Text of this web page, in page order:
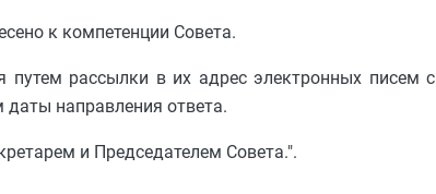
к компетенции Совета.
путем рассылки в их адрес электронных писем с
направления ответа.
и Председателем Совета.".